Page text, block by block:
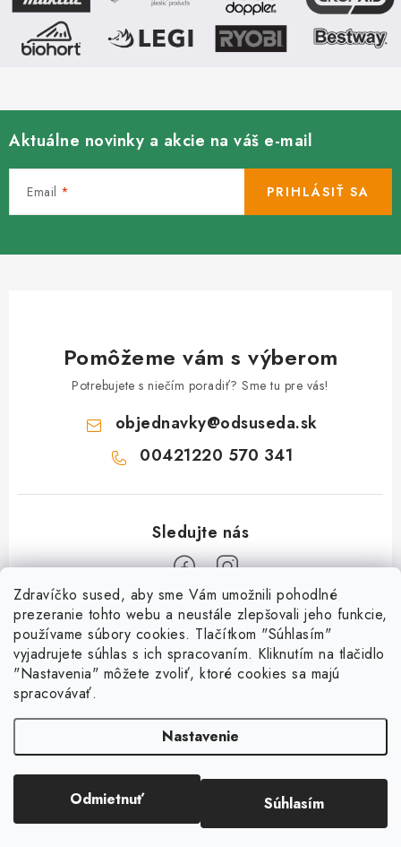
Zdravíčko sused, aby sme Vám umožnili pohodlné
prezeranie tohto webu a neustále zlepšovali jeho funkcie,
používame súbory cookies. Tlačítkom "Súhlasím"
vyjadrujete súhlas s ich spracovaním. Kliknutím na tlačidlo
"Nastavenia" môžete zvoliť, ktoré cookies sa majú
spracovávať.
Nastavenie
Odmietnuť Súhlasím
Aktuálne novinky a akcie na váš e-mail
Email PRIHLÁSIŤ SA
Pomôžeme vám s výberom
Potrebujete s niečím poradiť? Sme tu pre vás!
objednavky@odsuseda.sk
00421220 570 341
O nás
Kontakty
Susedov blog
Pre lepšie susedstvo
Darčekové poukazy
Všetko o nákupe
Doprava a platba
Ako balíme zásielky?
Dokumenty
Reklamačný poriadok
Vytvoril Shoptet
Copyright 2026 . Všetky práva vyhradené.